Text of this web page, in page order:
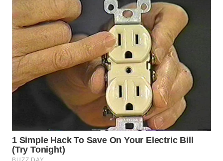
WN
DEPOK
WN
TAPANULI
UTARA
PADANG
LAWAS